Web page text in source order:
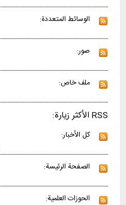
الوسائط المتعددة:
صور:
ملف خاص:
RSS الأكثر زيارة:
كل الأخبار:
الصفحة الرئيسة:
الحوزات العلمية: